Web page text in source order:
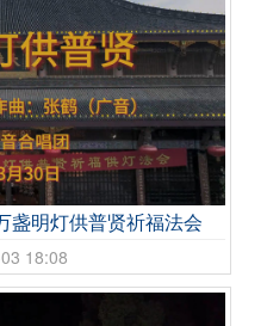
盏明灯供普贤祈福法会
18:08